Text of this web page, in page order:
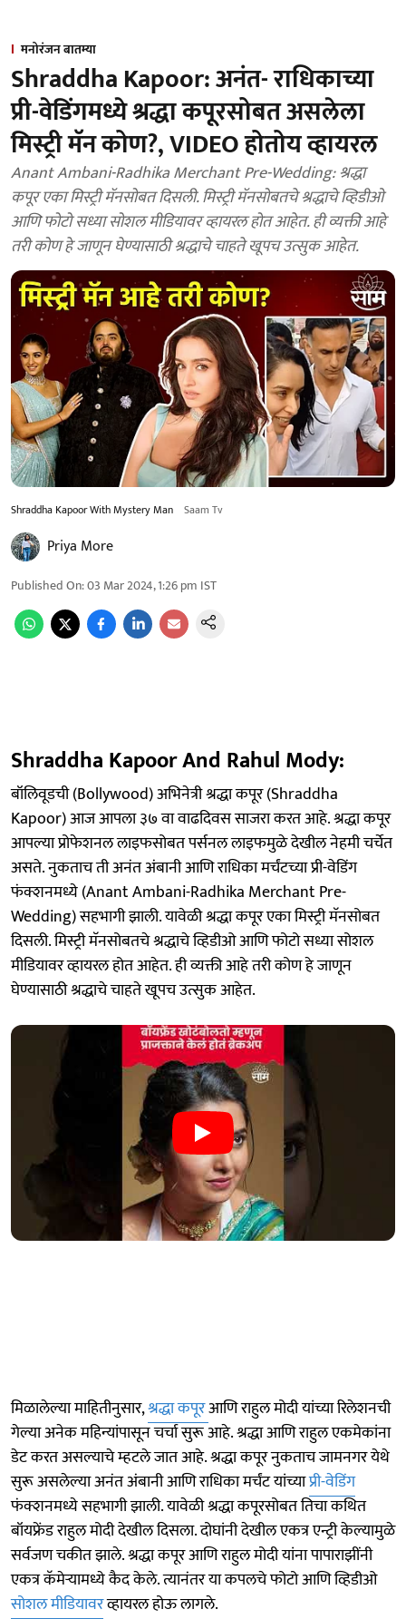
मनोरंजन बातम्या
Shraddha Kapoor: अनंत- राधिकाच्या
प्री-वेडिंगमध्ये श्रद्धा कपूरसोबत असलेला
मिस्ट्री मॅन कोण?, VIDEO होतोय व्हायरल
Anant Ambani-Radhika Merchant Pre-Wedding: श्रद्धा
कपूर एका मिस्ट्री मॅनसोबत दिसली. मिस्ट्री मॅनसोबतचे श्रद्धाचे व्हिडीओ
आणि फोटो सध्या सोशल मीडियावर व्हायरल होत आहेत. ही व्यक्ती आहे
तरी कोण हे जाणून घेण्यासाठी श्रद्धाचे चाहते खूपच उत्सुक आहेत.
Shraddha Kapoor With Mystery Man Saam Tv
Priya More
Published On:03 Mar 2024, 1:26 pm IST
Shraddha Kapoor And Rahul Mody:
बॉलिवूडची (Bollywood) अभिनेत्री श्रद्धा कपूर (Shraddha
Kapoor) आज आपला ३७ वा वाढदिवस साजरा करत आहे. श्रद्धा कपूर
आपल्या प्रोफेशनल लाइफसोबत पर्सनल लाइफमुळे देखील नेहमी चर्चेत
असते. नुकताच ती अनंत अंबानी आणि राधिका मर्चंटच्या प्री-वेडिंग
फंक्शनमध्ये (Anant Ambani-Radhika Merchant Pre-
Wedding) सहभागी झाली. यावेळी श्रद्धा कपूर एका मिस्ट्री मॅनसोबत
दिसली. मिस्ट्री मॅनसोबतचे श्रद्धाचे व्हिडीओ आणि फोटो सध्या सोशल
मीडियावर व्हायरल होत आहेत. ही व्यक्ती आहे तरी कोण हे जाणून
घेण्यासाठी श्रद्धाचे चाहते खूपच उत्सुक आहेत.
मिळालेल्या माहितीनुसार,श्रद्धा कपूरआणि राहुल मोदी यांच्या रिलेशनची
गेल्या अनेक महिन्यांपासून चर्चा सुरू आहे. श्रद्धा आणि राहुल एकमेकांना
डेट करत असल्याचे म्हटले जात आहे. श्रद्धा कपूर नुकताच जामनगर येथे
सुरू असलेल्या अनंत अंबानी आणि राधिका मर्चंट यांच्याप्री-वेडिंग
फंक्शनमध्ये सहभागी झाली. यावेळी श्रद्धा कपूरसोबत तिचा कथित
बॉयफ्रेंड राहुल मोदी देखील दिसला. दोघांनी देखील एकत्र एन्ट्री केल्यामुळे
सर्वजण चकीत झाले. श्रद्धा कपूर आणि राहुल मोदी यांना पापाराझींनी
एकत्र कॅमेऱ्यामध्ये कैद केले. त्यानंतर या कपलचे फोटो आणि व्हिडीओ
सोशल मीडियावरव्हायरल होऊ लागले.